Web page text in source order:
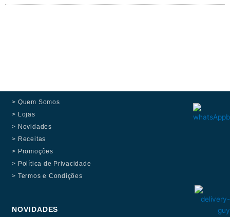
> Quem Somos
> Lojas
> Novidades
> Receitas
> Promoções
> Política de Privacidade
> Termos e Condições
NOVIDADES